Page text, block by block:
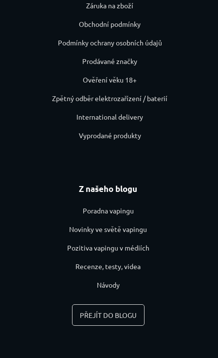
Záruka na zboží
Obchodní podmínky
Podmínky ochrany osobních údajů
Prodávané značky
Ověření věku 18+
Zpětný odběr elektrozařízení / baterií
International delivery
Vyprodané produkty
Z našeho blogu
Poradna vapingu
Novinky ve světě vapingu
Pozitiva vapingu v médiích
Recenze, testy, videa
Návody
PŘEJÍT DO BLOGU